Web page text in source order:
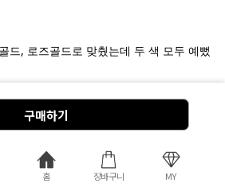
홈 장바구니 MY
구매하기